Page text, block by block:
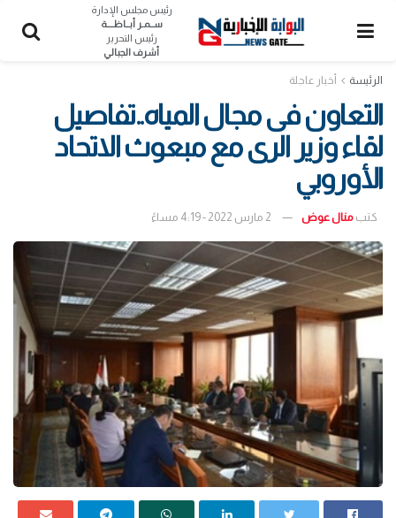
رئيس مجلس الإدارة
ســمـر أبــاظــــة
رئيس التحرير
أشرف الجبالي
الرئيسة أخبار عاجلة
التعاون فى مجال المياه..تفاصيل
لقاء وزير الرى مع مبعوث الاتحاد
الأوروبي
كتب منال عوض 2 مارس 2022 - 4:19 مساءً